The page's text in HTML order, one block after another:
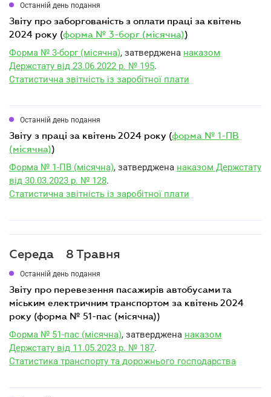
Останній день подання
звіту про заборгованість з оплати праці за квітень
2024 року (форма № 3-борг (місячна))
Форма № 3-борг (місячна), затверджена наказом
Держстату від 23.06.2022 р. № 195.
Статистична звітність із заробітної плати
Останній день подання
звіту з праці за квітень 2024 року (форма № 1-ПВ
(місячна))
Форма № 1-ПВ (місячна), затверджена наказом Держстату
від 30.03.2023 р. № 128.
Статистична звітність із заробітної плати
Середа 8 Травня
Останній день подання
звіту про перевезення пасажирів автобусами та
міським електричним транспортом за квітень 2024
року (форма № 51-пас (місячна))
Форма № 51-пас (місячна), затверджена наказом
Держстату від 11.05.2023 р. № 187.
Статистика транспорту та дорожнього господарства